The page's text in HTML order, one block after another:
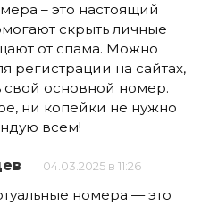
– это настоящий
скрыть личные
от спама. Можно
регистрации на сайтах,
свой основной номер.
ни копейки не нужно
всем!
04.03.2025 в 11:26
номера — это